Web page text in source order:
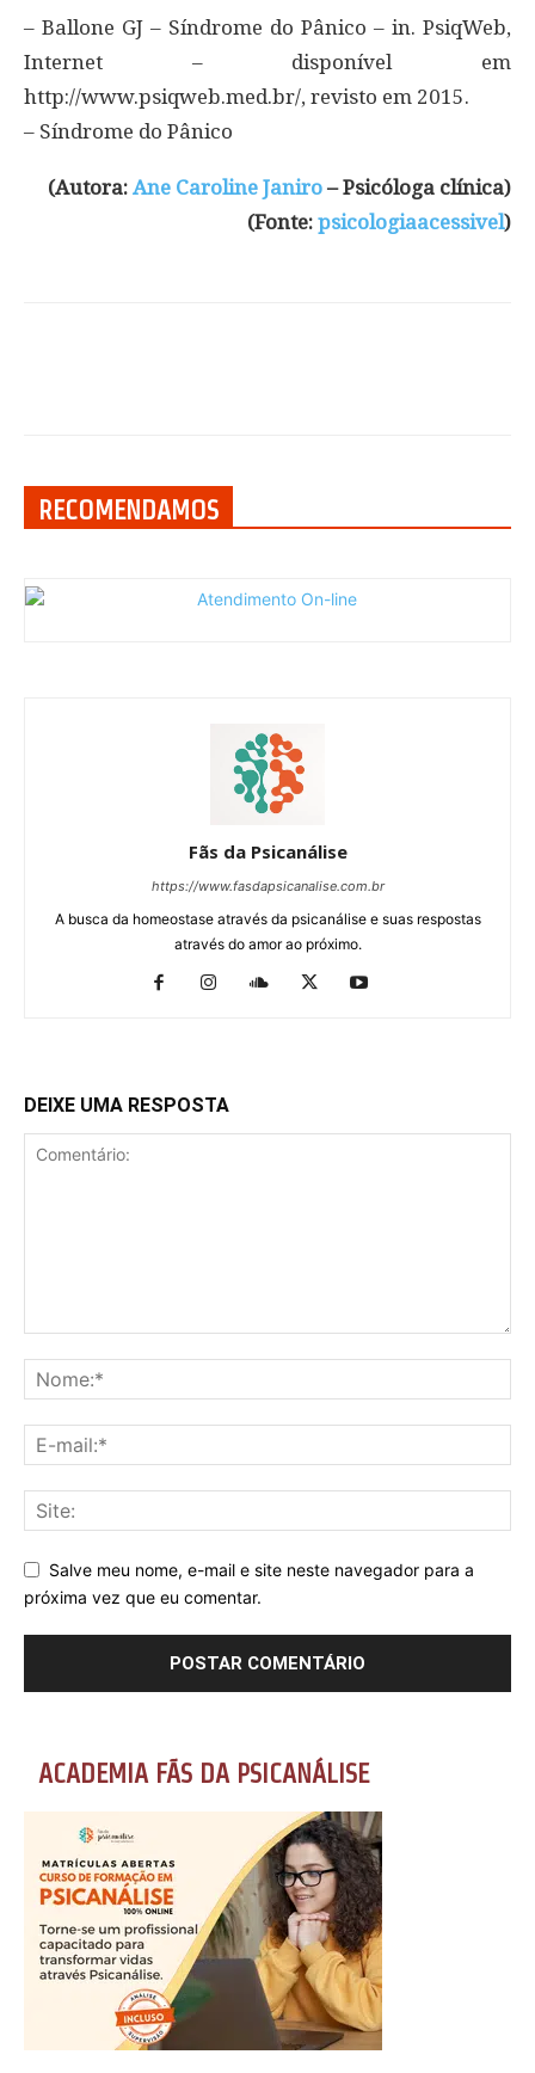
– Ballone GJ – Síndrome do Pânico – in. PsiqWeb,
Internet – disponível em
http://www.psiqweb.med.br/, revisto em 2015.
– Síndrome do Pânico
(Autora: Ane Caroline Janiro – Psicóloga clínica)
(Fonte: psicologiaacessivel)
RECOMENDAMOS
Fãs da Psicanálise
https://www.fasdapsicanalise.com.br
A busca da homeostase através da psicanálise e suas respostas
através do amor ao próximo.
DEIXE UMA RESPOSTA
Salve meu nome, e-mail e site neste navegador para a
próxima vez que eu comentar.
ACADEMIA FÃS DA PSICANÁLISE